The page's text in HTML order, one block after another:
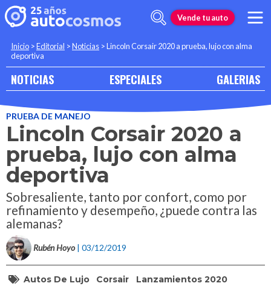
Vende tu auto
Inicio >Editorial >Noticias >Lincoln Corsair 2020 a prueba, lujo con alma
deportiva
NOTICIAS ESPECIALES GALERIAS
PRUEBA DE MANEJO
Lincoln Corsair 2020 a
prueba, lujo con alma
deportiva
Sobresaliente, tanto por confort, como por
refinamiento y desempeño, ¿puede contra las
alemanas?
Rubén Hoyo | 03/12/2019
Autos De Lujo Corsair
Lanzamientos 2020